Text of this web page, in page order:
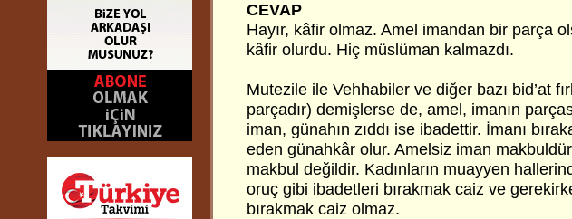
CEVAP
Hayır, kâfir olmaz. Amel imandan bir parça
kâfir olurdu. Hiç müslüman kalmazdı.
Mutezile ile Vehhabiler ve diğer bazı bid’at
parçadır) demişlerse de, amel, imanın
iman, günahın zıddı ise ibadettir. İmanı
eden günahkâr olur. Amelsiz iman
makbul değildir. Kadınların muayyen
oruç gibi ibadetleri bırakmak caiz ve
bırakmak caiz olmaz.